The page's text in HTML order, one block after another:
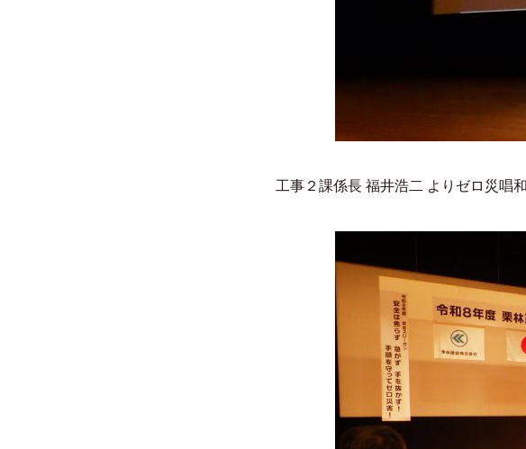
工事２課係長 福井浩二 よりゼロ災唱和
「安全は焦らず 急がず